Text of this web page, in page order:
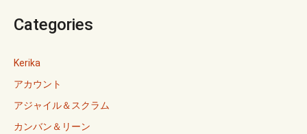
Categories
Kerika
アカウント
アジャイル＆スクラム
カンバン＆リーン